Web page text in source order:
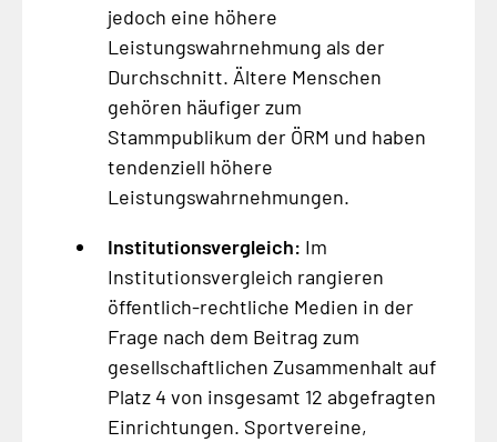
jedoch eine höhere
Leistungswahrnehmung als der
Durchschnitt. Ältere Menschen
gehören häufiger zum
Stammpublikum der ÖRM und haben
tendenziell höhere
Leistungswahrnehmungen.
Institutionsvergleich: Im
Institutionsvergleich rangieren
öffentlich-rechtliche Medien in der
Frage nach dem Beitrag zum
gesellschaftlichen Zusammenhalt auf
Platz 4 von insgesamt 12 abgefragten
Einrichtungen. Sportvereine,